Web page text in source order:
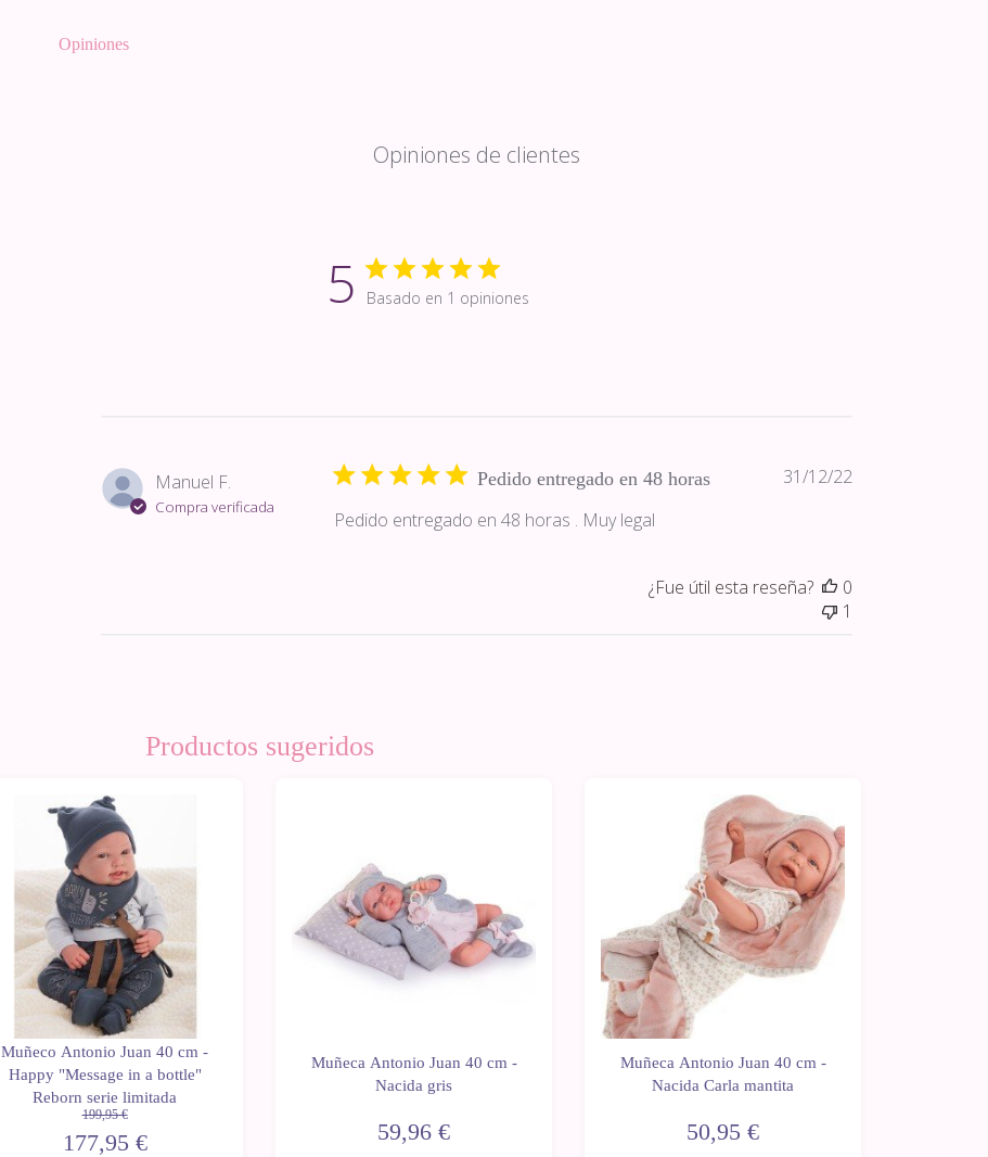
Opiniones
Opiniones de clientes
5 Basado en 1 opiniones
Manuel F.
Compra verificada
Pedido entregado en 48 horas
Pedido entregado en 48 horas . Muy legal
Fecha
31/12/22
¿Fue útil esta reseña?
0
1
Productos sugeridos
Muñeco Antonio Juan 40 cm -
Happy "Message in a bottle"
Reborn serie limitada
199,95 €
177,95 €
Muñeca Antonio Juan 40 cm -
Nacida gris
59,96 €
Muñeca Antonio Juan 40 cm -
Nacida Carla mantita
50,95 €